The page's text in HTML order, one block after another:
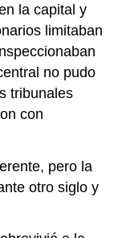
la capital y
limitaban
no pudo
tribunales
con
pero la
otro siglo y